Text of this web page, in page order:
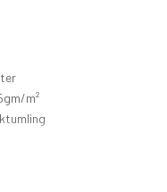
m²